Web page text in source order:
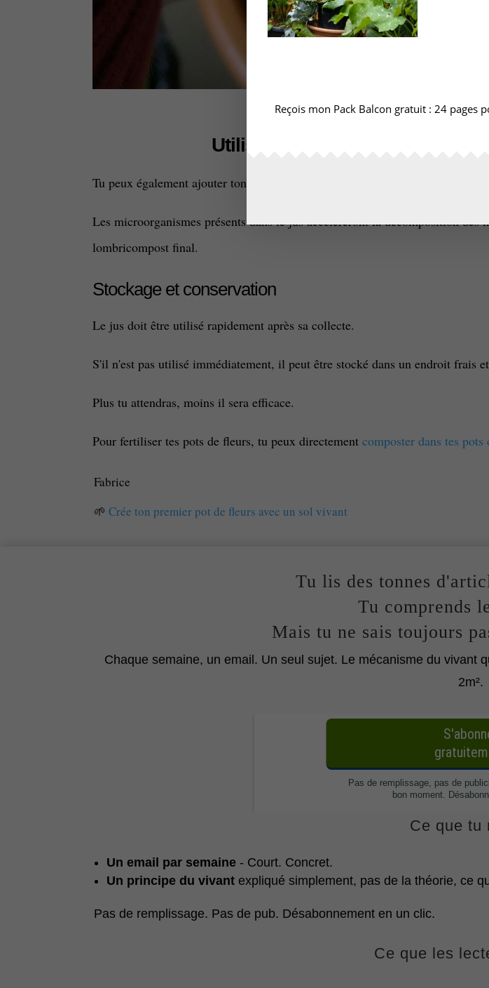
Mon jus de
Utilisation du jus de bokashi
Tu peux également ajouter ton jus directement dans ton lombricomposteur,
Les microorganismes présents dans le jus accéléreront la décomposition
lombricompost final.
Stockage et conservation
Le jus doit être utilisé rapidement après sa collecte.
S'il n'est pas utilisé immédiatement, il peut être stocké dans un endroit frais
Plus tu attendras, moins il sera efficace.
Pour fertiliser tes pots de fleurs, tu peux directement composter dans tes pots
Fabrice
🌱Crée ton premier pot de fleurs avec un sol vivant
Tu lis des tonnes
Tu comprends
Mais tu ne sais toujours
Chaque semaine, un email. Un seul sujet. Le mécanisme du vivant
2m².
Ce que tu
Un email par semaine - Court. Concret.
Un principe du vivant expliqué simplement, pas de la théorie, ce
Pas de remplissage. Pas de pub. Désabonnement en un clic.
Ce que les
Reçois mon Pack Balcon gratuit : 24 pages